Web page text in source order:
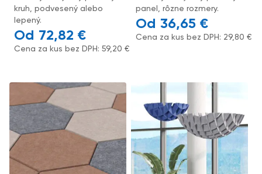
kruh, podvesený alebo
lepený.
72,82 €
Cena za kus bez DPH:59,20€
panel, rôzne rozmery.
36,65 €
Cena za kus bez DPH: 29,80€